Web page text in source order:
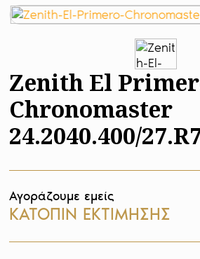
Zenith El
Chronomaster
24.2040.400/
Αγοράζουμε εμείς
ΚΑΤΟΠΙΝ ΕΚΤΙΜΗΣΗΣ